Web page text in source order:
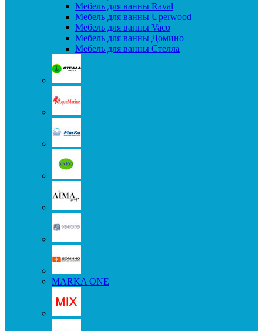
Мебель для ванны Raval
Мебель для ванны Uperwood
Мебель для ванны Vaco
Мебель для ванны Домино
Мебель для ванны Стелла
MARKA ONE